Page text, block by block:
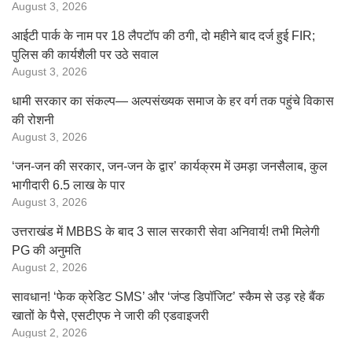
August 3, 2026
आईटी पार्क के नाम पर 18 लैपटॉप की ठगी, दो महीने बाद दर्ज हुई FIR;
पुलिस की कार्यशैली पर उठे सवाल
August 3, 2026
धामी सरकार का संकल्प— अल्पसंख्यक समाज के हर वर्ग तक पहुंचे विकास
की रोशनी
August 3, 2026
‘जन-जन की सरकार, जन-जन के द्वार’ कार्यक्रम में उमड़ा जनसैलाब, कुल
भागीदारी 6.5 लाख के पार
August 3, 2026
उत्तराखंड में MBBS के बाद 3 साल सरकारी सेवा अनिवार्य! तभी मिलेगी
PG की अनुमति
August 2, 2026
सावधान! ‘फेक क्रेडिट SMS’ और ‘जंप्ड डिपॉजिट’ स्कैम से उड़ रहे बैंक
खातों के पैसे, एसटीएफ ने जारी की एडवाइजरी
August 2, 2026